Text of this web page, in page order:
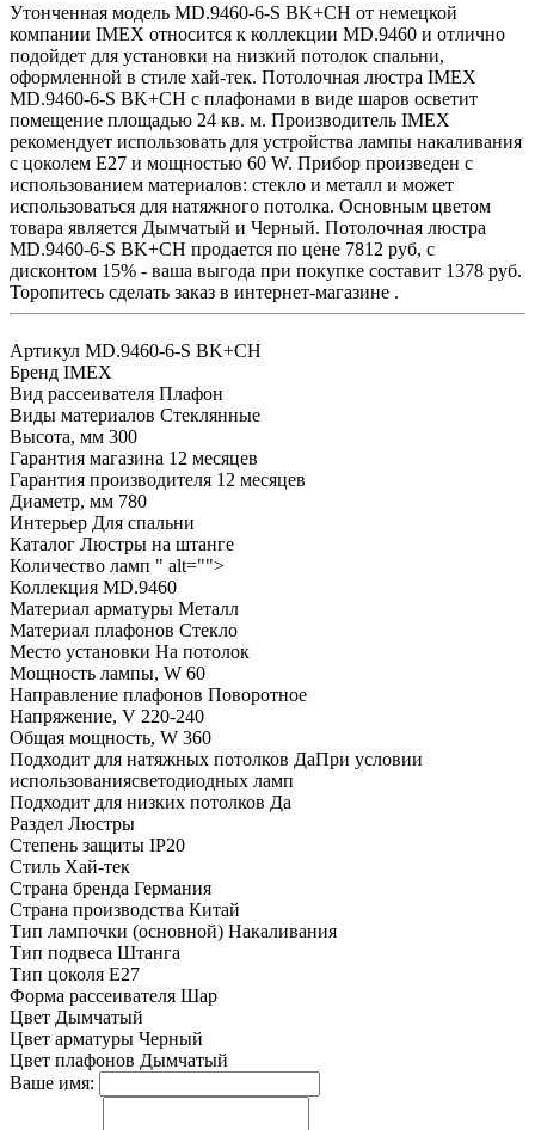
Утонченная модель MD.9460-6-S BK+CH от немецкой
компании IMEX относится к коллекции MD.9460 и отлично
подойдет для установки на низкий потолок спальни,
оформленной в стиле хай-тек. Потолочная люстра IMEX
MD.9460-6-S BK+CH с плафонами в виде шаров осветит
помещение площадью 24 кв. м. Производитель IMEX
рекомендует использовать для устройства лампы накаливания
с цоколем E27 и мощностью 60 W. Прибор произведен с
использованием материалов: стекло и металл и может
использоваться для натяжного потолка. Основным цветом
товара является Дымчатый и Черный. Потолочная люстра
MD.9460-6-S BK+CH продается по цене 7812 руб, с
дисконтом 15% - ваша выгода при покупке составит 1378 руб.
Торопитесь сделать заказ в интернет-магазине .
Артикул MD.9460-6-S BK+CH
Бренд IMEX
Вид рассеивателя Плафон
Виды материалов Стеклянные
Высота, мм 300
Гарантия магазина 12 месяцев
Гарантия производителя 12 месяцев
Диаметр, мм 780
Интерьер Для спальни
Каталог Люстры на штанге
Количество ламп " alt="">
Коллекция MD.9460
Материал арматуры Металл
Материал плафонов Стекло
Место установки На потолок
Мощность лампы, W 60
Направление плафонов Поворотное
Напряжение, V 220-240
Общая мощность, W 360
Подходит для натяжных потолков ДаПри условии
использованиясветодиодных ламп
Подходит для низких потолков Да
Раздел Люстры
Степень защиты IP20
Стиль Хай-тек
Страна бренда Германия
Страна производства Китай
Тип лампочки (основной) Накаливания
Тип подвеса Штанга
Тип цоколя E27
Форма рассеивателя Шар
Цвет Дымчатый
Цвет арматуры Черный
Цвет плафонов Дымчатый
Ваше имя: